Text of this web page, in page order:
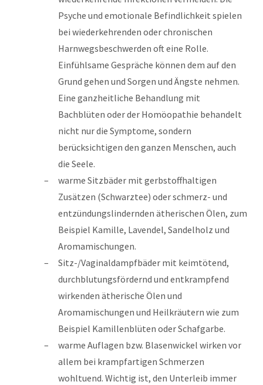
Psyche und emotionale Befindlichkeit spielen
bei wiederkehrenden oder chronischen
Harnwegsbeschwerden oft eine Rolle.
Einfühlsame Gespräche können dem auf den
Grund gehen und Sorgen und Ängste nehmen.
Eine ganzheitliche Behandlung mit
Bachblüten oder der Homöopathie behandelt
nicht nur die Symptome, sondern
berücksichtigen den ganzen Menschen, auch
die Seele.
warme Sitzbäder mit gerbstoffhaltigen
Zusätzen (Schwarztee) oder schmerz- und
entzündungslindernden ätherischen Ölen, zum
Beispiel Kamille, Lavendel, Sandelholz und
Aromamischungen.
Sitz-/Vaginaldampfbäder mit keimtötend,
durchblutungsfördernd und entkrampfend
wirkenden ätherische Ölen und
Aromamischungen und Heilkräutern wie zum
Beispiel Kamillenblüten oder Schafgarbe.
warme Auflagen bzw. Blasenwickel wirken vor
allem bei krampfartigen Schmerzen
wohltuend. Wichtig ist, den Unterleib immer